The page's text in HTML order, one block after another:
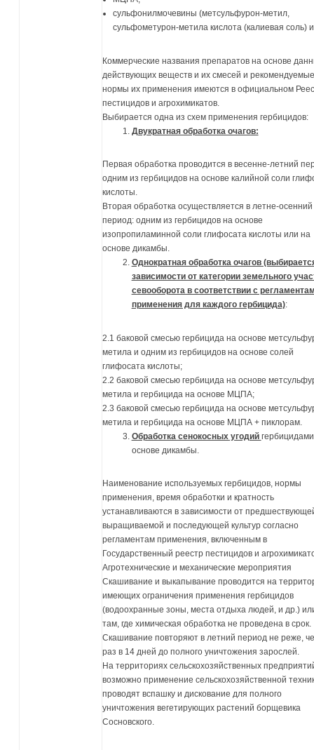
сульфонилмочевины (метсульфурон-метил,
сульфометурон-метила кислота (калиевая соль)
Коммерческие названия препаратов на основе
действующих веществ и их смесей и
нормы их применения имеются в официальном
пестицидов и агрохимикатов.
Выбирается одна из схем применения гербицидов:
Двукратная обработка очагов:
Первая обработка проводится в весенне-летний
одним из гербицидов на основе калийной соли
кислоты.
Вторая обработка осуществляется в летне-осенний
период: одним из гербицидов на основе
изопропиламинной соли глифосата кислоты или на
основе дикамбы.
Однократная обработка очагов
зависимости от категории земельного
севооборота в соответствии с
применения для каждого гербицида):
2.1 баковой смесью гербицида на основе
метила и одним из гербицидов на основе солей
глифосата кислоты;
2.2 баковой смесью гербицида на основе
метила и гербицида на основе МЦПА;
2.3 баковой смесью гербицида на основе
метила и гербицида на основе МЦПА + пиклорам.
Обработка сенокосных угодий
основе дикамбы.
Наименование используемых гербицидов, нормы
применения, время обработки и кратность
устанавливаются в зависимости от
выращиваемой и последующей культур согласно
регламентам применения, включенным в
Государственный реестр пестицидов и
Агротехнические и механические мероприятия
Скашивание и выкапывание проводится на
имеющих ограничения применения гербицидов
(водоохранные зоны, места отдыха людей, и др.)
там, где химическая обработка не проведена в срок.
Скашивание повторяют в летний период не реже,
раз в 14 дней до полного уничтожения зарослей.
На территориях сельскохозяйственных
возможно применение сельскохозяйственной
проводят вспашку и дискование для полного
уничтожения вегетирующих растений борщевика
Сосновского.